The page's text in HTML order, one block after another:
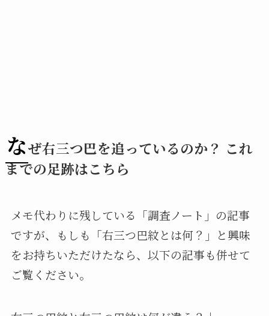
なぜ右三つ巴を追っているのか？ これ
までの足跡はこちら
メモ代わりに残している「調査ノート」の記事
ですが、もしも「右三つ巴紋とは何？」と興味
をお持ちいただけたなら、以下の記事も併せて
ご覧ください。